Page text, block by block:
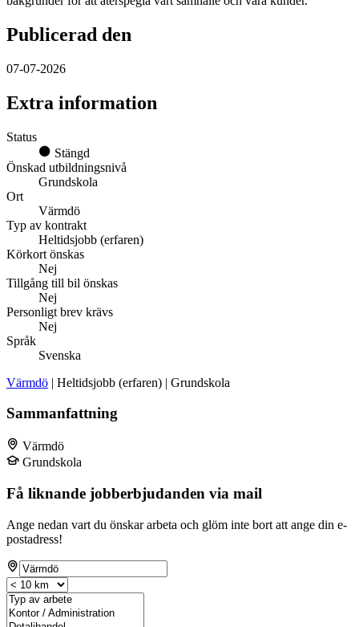
Publicerad den
07-07-2026
Extra information
Status
Stängd
Önskad utbildningsnivå
Grundskola
Ort
Värmdö
Typ av kontrakt
Heltidsjobb (erfaren)
Körkort önskas
Nej
Tillgång till bil önskas
Nej
Personligt brev krävs
Nej
Språk
Svenska
Värmdö | Heltidsjobb (erfaren) | Grundskola
Sammanfattning
Värmdö
Grundskola
Få liknande jobberbjudanden via mail
Ange nedan vart du önskar arbeta och glöm inte bort att ange din e-
postadress!